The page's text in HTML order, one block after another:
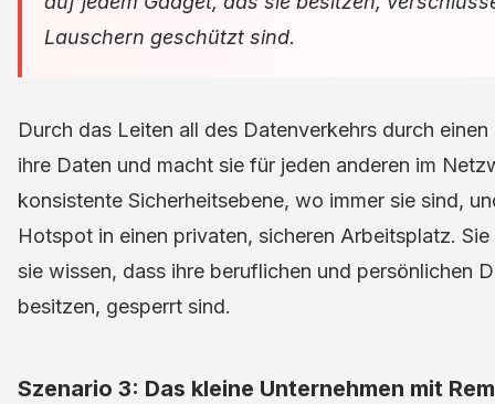
Lauschern geschützt sind.
Durch das Leiten all des Datenverkehrs durch
ihre Daten und macht sie für jeden anderen im
konsistente Sicherheitsebene, wo immer sie sind,
Hotspot in einen privaten, sicheren Arbeitsplatz.
sie wissen, dass ihre beruflichen und persönlichen
besitzen, gesperrt sind.
Szenario 3: Das kleine Unternehmen mit